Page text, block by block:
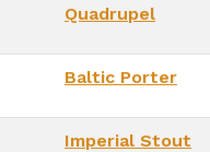
Quadrupel
Baltic Porter
Imperial Stout